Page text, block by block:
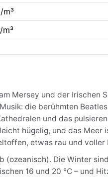
m³
m³
Mersey und der Irischen
die berühmten
und das
hügelig, und das
etwas rau und voller
(ozeanisch). Die Winter
16 und 20 °C – und